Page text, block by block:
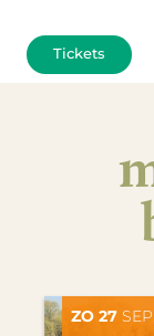
Tickets
ZO 27 SEP.